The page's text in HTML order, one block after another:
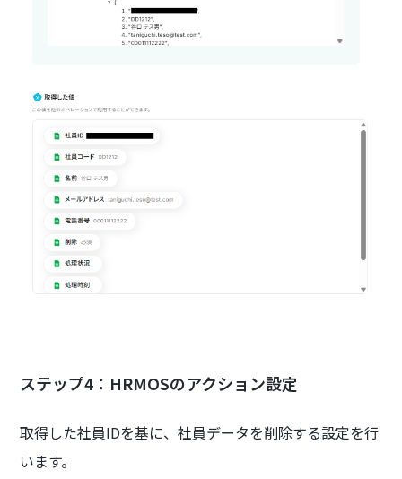
ステップ4：HRMOSのアクション設定
取得した社員IDを基に、社員データを削除する設定を行
います。